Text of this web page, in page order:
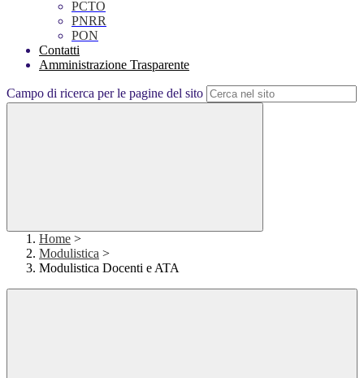
PCTO
PNRR
PON
Contatti
Amministrazione Trasparente
Campo di ricerca per le pagine del sito
Home >
Modulistica >
Modulistica Docenti e ATA